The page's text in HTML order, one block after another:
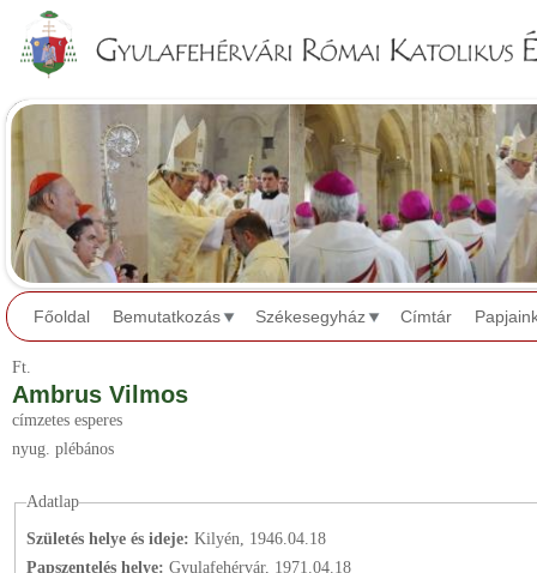
Főoldal Bemutatkozás Székesegyház Címtár
Ft.
Ambrus Vilmos
címzetes esperes
nyug. plébános
Adatlap
Születés helye és ideje: Kilyén, 1946.04.18
Papszentelés helye: Gyulafehérvár, 1971.04.18